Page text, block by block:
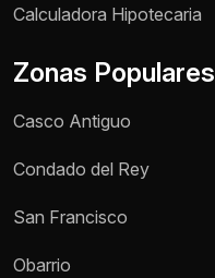
Calculadora Hipotecaria
Zonas Populares
Casco Antiguo
Condado del Rey
San Francisco
Obarrio